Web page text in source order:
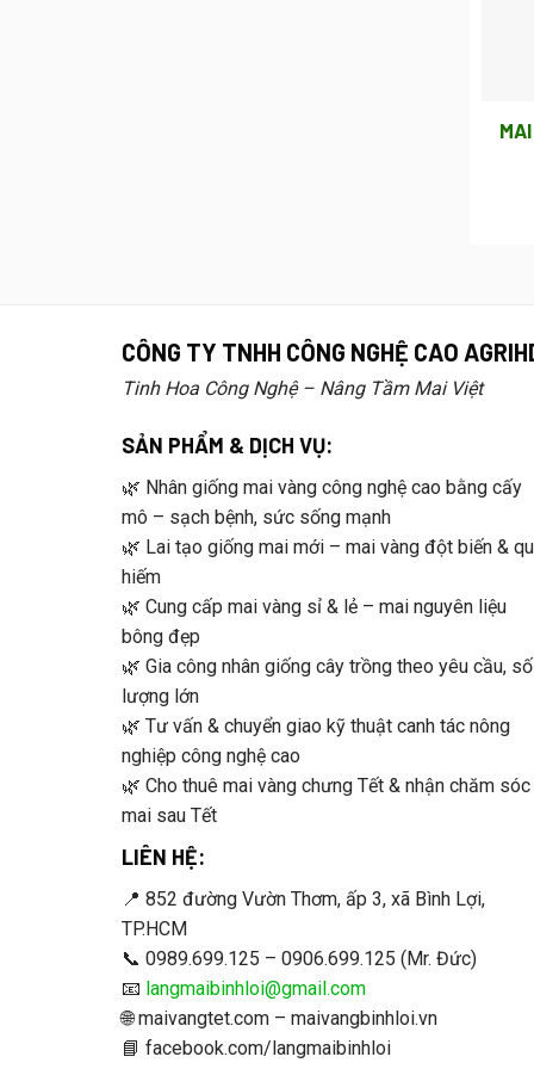
CÔNG TY TNHH CÔNG NGHỆ CAO
Tinh Hoa Công Nghệ – Nâng Tầm Mai Việt
SẢN PHẨM & DỊCH VỤ:
🌿 Nhân giống mai vàng công nghệ cao bằng cấy
mô – sạch bệnh, sức sống mạnh
🌿 Lai tạo giống mai mới – mai vàng đột biến &
hiếm
🌿 Cung cấp mai vàng sỉ & lẻ – mai nguyên liệu
bông đẹp
🌿 Gia công nhân giống cây trồng theo yêu cầu, số
lượng lớn
🌿 Tư vấn & chuyển giao kỹ thuật canh tác nông
nghiệp công nghệ cao
🌿 Cho thuê mai vàng chưng Tết & nhận chăm sóc
mai sau Tết
LIÊN HỆ:
📍 852 đường Vườn Thơm, ấp 3, xã Bình Lợi,
TP.HCM
📞 0989.699.125 – 0906.699.125 (Mr. Đức)
📧 langmaibinhloi@gmail.com
🌐 maivangtet.com – maivangbinhloi.vn
📘 facebook.com/langmaibinhloi